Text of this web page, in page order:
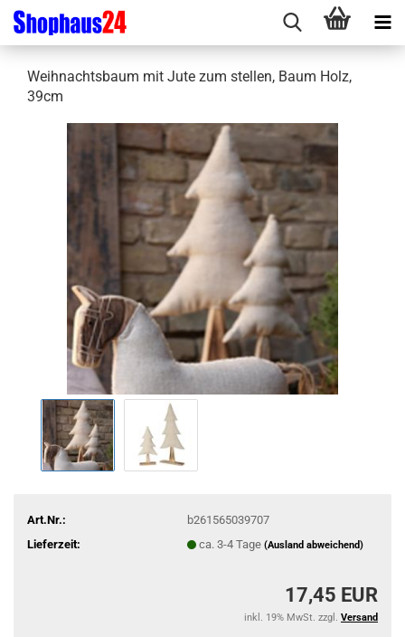
Weihnachtsbaum mit Jute zum stellen, Baum Holz,
39cm
Art.Nr.:
b261565039707
Lieferzeit:
ca. 3-4 Tage (Ausland abweichend)
17,45 EUR
inkl. 19% MwSt. zzgl. Versand